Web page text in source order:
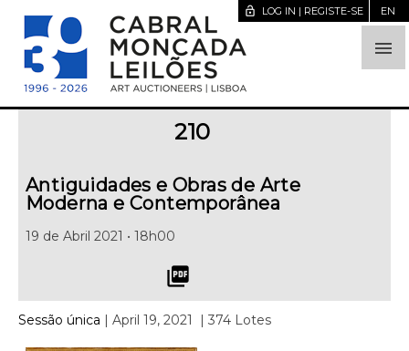

lock_open LOG IN | REGISTE-SE EN
210
Antiguidades e Obras de Arte
Moderna e Contemporânea
19 de Abril 2021 • 18h00
picture_as_pdf
Sessão única | April 19, 2021 | 374 Lotes